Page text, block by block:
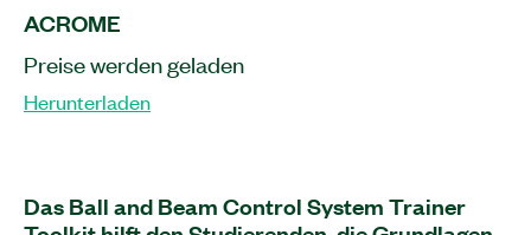
ACROME
Preise werden geladen
Herunterladen
Das Ball and Beam Control System Trainer